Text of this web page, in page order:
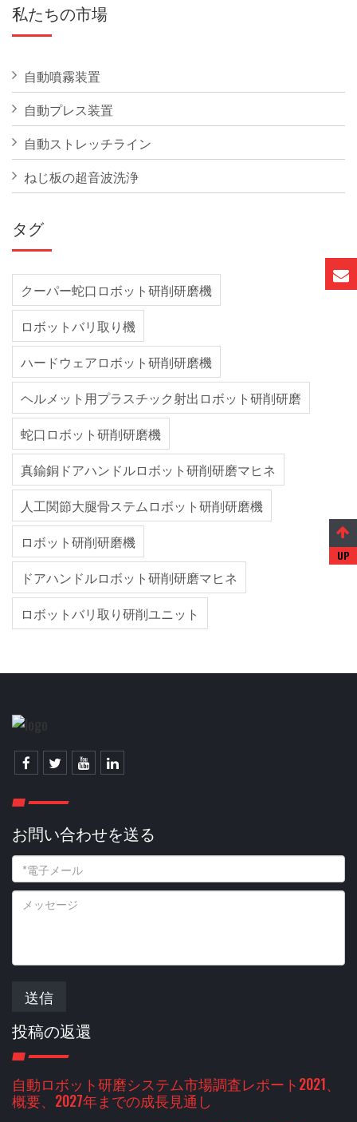
私たちの市場
自動噴霧装置
自動プレス装置
自動ストレッチライン
ねじ板の超音波洗浄
タグ
クーパー蛇口ロボット研削研磨機
ロボットバリ取り機
ハードウェアロボット研削研磨機
ヘルメット用プラスチック射出ロボット研削研磨
蛇口ロボット研削研磨機
真鍮銅ドアハンドルロボット研削研磨マヒネ
人工関節大腿骨ステムロボット研削研磨機
ロボット研削研磨機
ドアハンドルロボット研削研磨マヒネ
ロボットバリ取り研削ユニット
お問い合わせを送る
送信
投稿の返還
自動ロボット研磨システム市場調査レポート2021、
概要、2027年までの成長見通し